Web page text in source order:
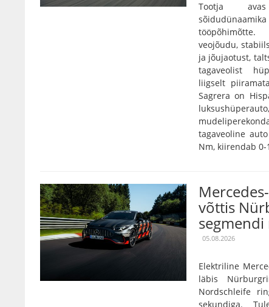
Tootja
veojõudu,
ja jõujaotust,
tagaveolist
liigselt
Sagrera on
tagaveoline
Nm, kiirendab 0-
võttis
05.08.2026
Elektriline
läbis
Nordschleife
sekundiga.